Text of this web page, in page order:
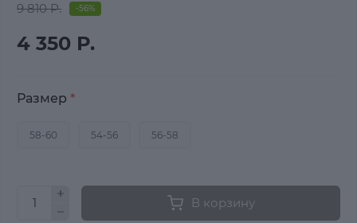
9 810 Р. -56%
4 350 Р.
Размер *
58-60 54-56 56-58
В корзину